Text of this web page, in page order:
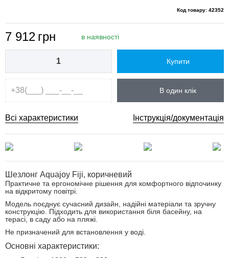
Код товару: 42352
7 912 грн в наявності
Купити
В один клік
Всі характеристики Інструкція/документація
Шезлонг Aquajoy Fiji, коричневий
Практичне та ергономічне рішення для комфортного відпочинку
на відкритому повітрі.
Модель поєднує сучасний дизайн, надійні матеріали та зручну
конструкцію. Підходить для використання біля басейну, на
терасі, в саду або на пляжі.
Не призначений для встановлення у воді.
Основні характеристики: